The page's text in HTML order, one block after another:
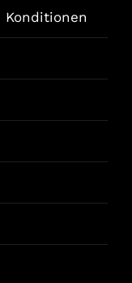
Konditionen